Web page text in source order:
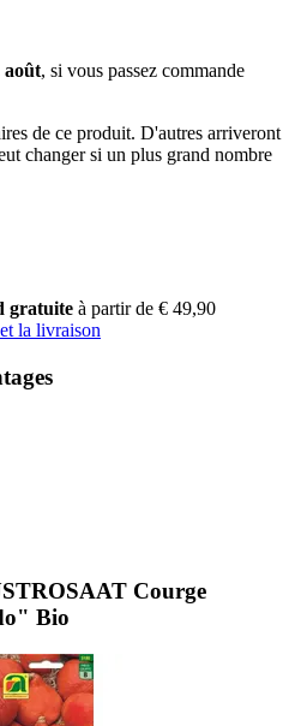
août, si vous passez commande
de ce produit. D'autres arriveront
changer si un plus grand nombre
gratuite à partir de € 49,90
la livraison
Courge
Bio